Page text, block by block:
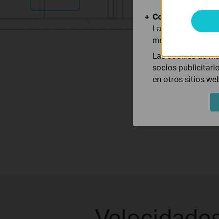
Cookies de
Las cookies de
mejorar y adaptar
Las cookies de
socios
en otros sitios